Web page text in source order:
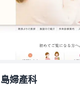
島婦產科